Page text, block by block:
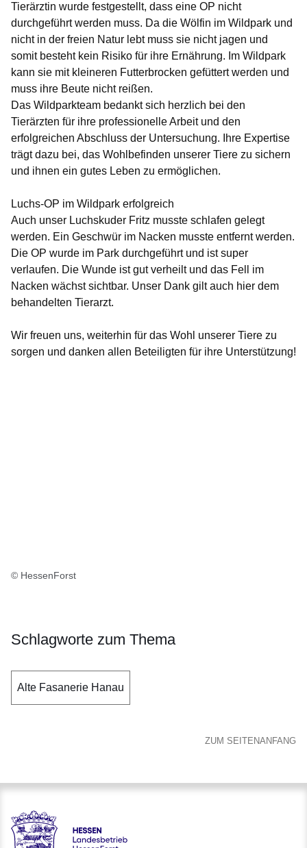
Tierärztin wurde festgestellt, dass eine OP nicht
durchgeführt werden muss. Da die Wölfin im Wildpark und
nicht in der freien Natur lebt muss sie nicht jagen und
somit besteht kein Risiko für ihre Ernährung. Im Wildpark
kann sie mit kleineren Futterbrocken gefüttert werden und
muss ihre Beute nicht reißen.
Das Wildparkteam bedankt sich herzlich bei den
Tierärzten für ihre professionelle Arbeit und den
erfolgreichen Abschluss der Untersuchung. Ihre Expertise
trägt dazu bei, das Wohlbefinden unserer Tiere zu sichern
und ihnen ein gutes Leben zu ermöglichen.
Luchs-OP im Wildpark erfolgreich
Auch unser Luchskuder Fritz musste schlafen gelegt
werden. Ein Geschwür im Nacken musste entfernt werden.
Die OP wurde im Park durchgeführt und ist super
verlaufen. Die Wunde ist gut verheilt und das Fell im
Nacken wächst sichtbar. Unser Dank gilt auch hier dem
behandelten Tierarzt.
Wir freuen uns, weiterhin für das Wohl unserer Tiere zu
sorgen und danken allen Beteiligten für ihre Unterstützung!
© HessenForst
Schlagworte zum Thema
Alte Fasanerie Hanau
ZUM SEITENANFANG